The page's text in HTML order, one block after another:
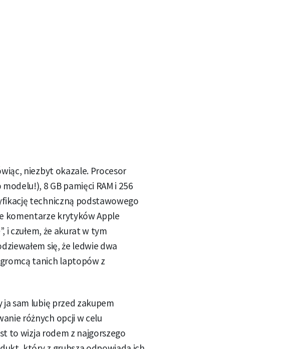
niezbyt okazale. Procesor
8 GB pamięci RAM i 256
techniczną podstawowego
komentarze krytyków Apple
i czułem, że akurat w tym
się, że ledwie dwa
tanich laptopów z
sam lubię przed zakupem
różnych opcji w celu
to wizja rodem z najgorszego